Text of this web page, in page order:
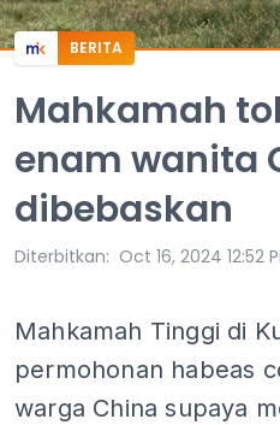
BERITA
Mahkamah
enam wanita
dibebaskan
Diterbitkan: Oct 16, 2024 12:52
Mahkamah Tinggi di
permohonan habeas
warga China supaya